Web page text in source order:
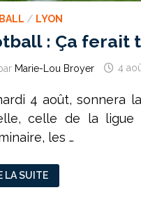
/ LYON
: Ça ferait
Marie-Lou Broyer 4
4 août, sonnera
celle de la ligue
les …
LA SUITE